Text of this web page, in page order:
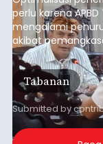
perlu karena
mengalami
akibat
Daerah (TKD)
Tabanan
Submitted by